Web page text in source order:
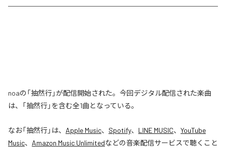
noaの「抽然行」が配信開始された。今回デジタル配信された楽曲
は、「抽然行」を含む全1曲となっている。
なお「抽然行」は、 Apple Music、 Spotify、 LINE MUSIC、 YouTube
Music、 Amazon Music Unlimitedなどの音楽配信サービスで聴くこと